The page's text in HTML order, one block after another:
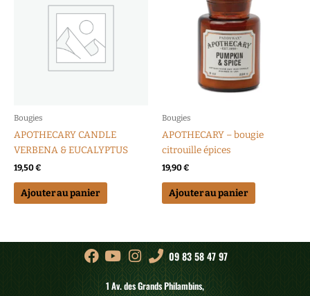
Bougies
APOTHECARY CANDLE
VERBENA & EUCALYPTUS
19,50€
Ajouter au panier
Bougies
APOTHECARY – bougie
citrouille épices
19,90€
Ajouter au panier
09 83 58 47 97
1 Av. des Grands Philambins,